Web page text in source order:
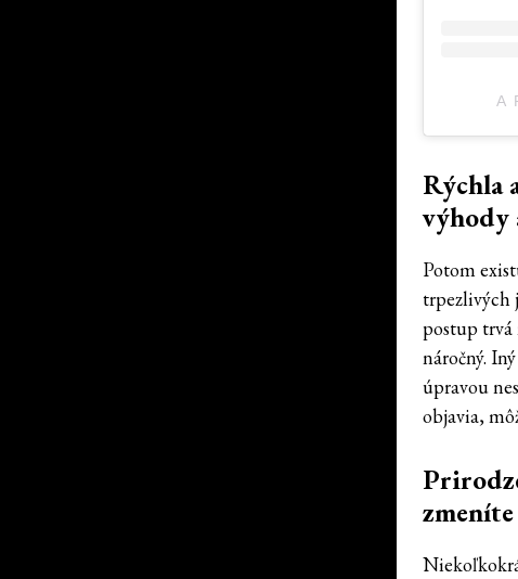
A
Rýchla
výhody
Potom
trpezlivých
postup trvá
náročný.
úpravou
objavia,